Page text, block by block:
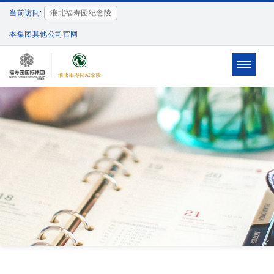
当前访问: 淮北福寿园纪念陵
本集团其他公司官网
Toggle